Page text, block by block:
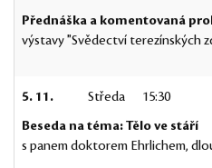
Přednáška a komentovaná
výstavy "Svědectví terezínských
5. 11. Středa
15:30
Beseda na téma: Tělo ve stáří
s panem doktorem Ehrlichem,